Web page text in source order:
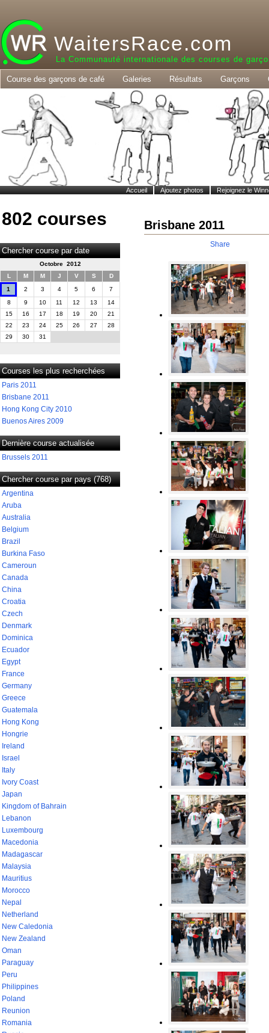
WaitersRace.com
La Communauté internationale des courses de
Course des garçons de café Galeries Résultats Garçons
Accueil Ajoutez photos Rejoignez le
802 courses
Chercher course par date
Octobre 2012
L
M M J V S
D
1
2 3 4 5 6
7
8
9 10 11 12 13
14
15
16 17 18 19 20
21
22
23 24 25 26 27
28
29
30 31
Courses les plus recherchées
Paris 2011
Brisbane 2011
Hong Kong City 2010
Buenos Aires 2009
Dernière course actualisée
Brussels 2011
Chercher course par pays (768)
Argentina
Aruba
Australia
Belgium
Brazil
Burkina Faso
Cameroun
Canada
China
Croatia
Czech
Denmark
Dominica
Ecuador
Egypt
France
Germany
Greece
Guatemala
Hong Kong
Hongrie
Ireland
Israel
Italy
Ivory Coast
Japan
Kingdom of Bahrain
Lebanon
Luxembourg
Macedonia
Madagascar
Malaysia
Mauritius
Morocco
Nepal
Netherland
New Caledonia
New Zealand
Oman
Paraguay
Peru
Philippines
Poland
Reunion
Romania
Brisbane 2011
Share